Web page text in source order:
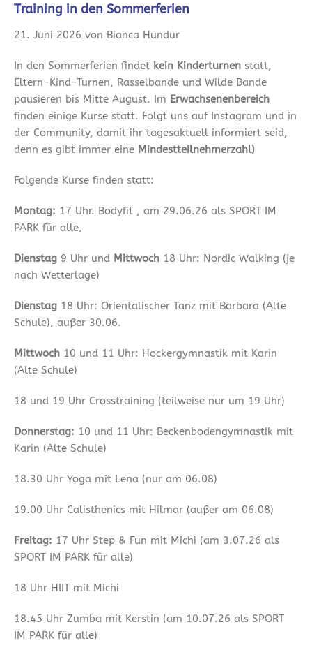
Training in den Sommerferien
21. Juni 2026 von Bianca Hundur
In den Sommerferien findet kein Kinderturnen statt,
Eltern-Kind-Turnen, Rasselbande und Wilde Bande
pausieren bis Mitte August. Im Erwachsenenbereich
finden einige Kurse statt. Folgt uns auf Instagram und in
der Community, damit ihr tagesaktuell informiert seid,
denn es gibt immer eine Mindestteilnehmerzahl)
Folgende Kurse finden statt:
Montag: 17 Uhr. Bodyfit , am 29.06.26 als SPORT IM
PARK für alle,
Dienstag 9 Uhr und Mittwoch 18 Uhr: Nordic Walking (je
nach Wetterlage)
Dienstag 18 Uhr: Orientalischer Tanz mit Barbara (Alte
Schule), außer 30.06.
Mittwoch 10 und 11 Uhr: Hockergymnastik mit Karin
(Alte Schule)
18 und 19 Uhr Crosstraining (teilweise nur um 19 Uhr)
Donnerstag: 10 und 11 Uhr: Beckenbodengymnastik mit
Karin (Alte Schule)
18.30 Uhr Yoga mit Lena (nur am 06.08)
19.00 Uhr Calisthenics mit Hilmar (außer am 06.08)
Freitag: 17 Uhr Step & Fun mit Michi (am 3.07.26 als
SPORT IM PARK für alle)
18 Uhr HIIT mit Michi
18.45 Uhr Zumba mit Kerstin (am 10.07.26 als SPORT
IM PARK für alle)